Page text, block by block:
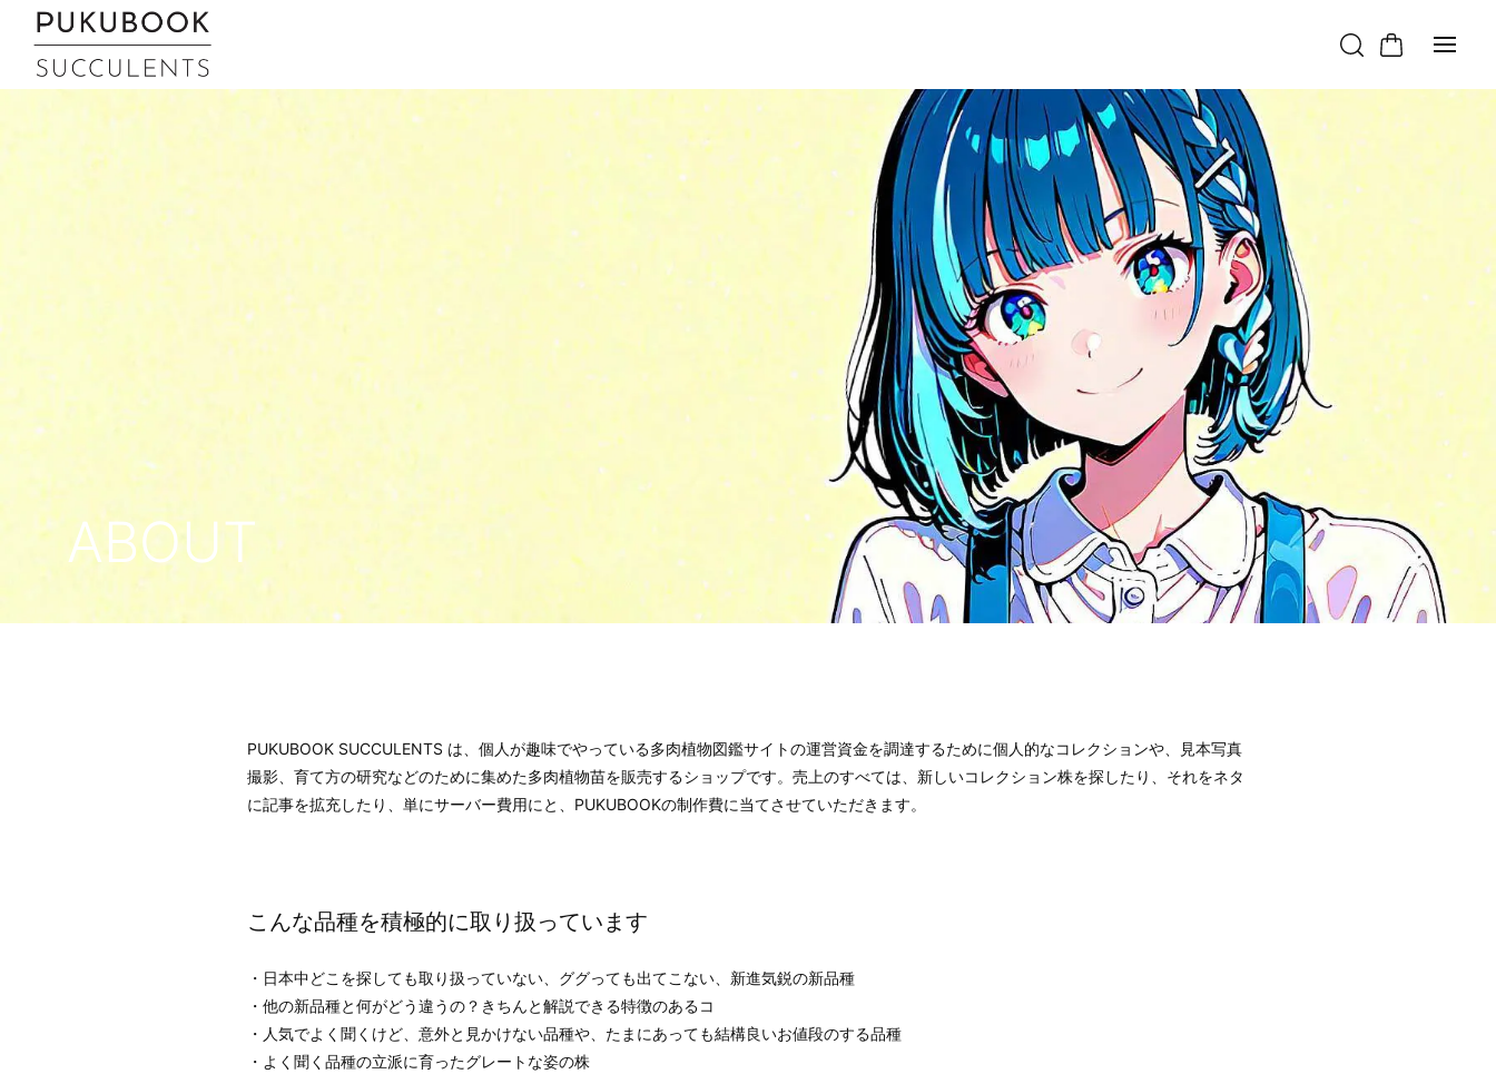
ABOUT
PUKUBOOK SUCCULENTS は、個人が趣味でやっている多肉植物図鑑サイトの運営資金を調達するために個人的なコレクションや、見本写真
撮影、育て方の研究などのために集めた多肉植物苗を販売するショップです。売上のすべては、新しいコレクション株を探したり、それをネタ
に記事を拡充したり、単にサーバー費用にと、PUKUBOOKの制作費に当てさせていただきます。
こんな品種を積極的に取り扱っています
・日本中どこを探しても取り扱っていない、ググっても出てこない、新進気鋭の新品種
・他の新品種と何がどう違うの？きちんと解説できる特徴のあるコ
・人気でよく聞くけど、意外と見かけない品種や、たまにあっても結構良いお値段のする品種
・よく聞く品種の立派に育ったグレートな姿の株